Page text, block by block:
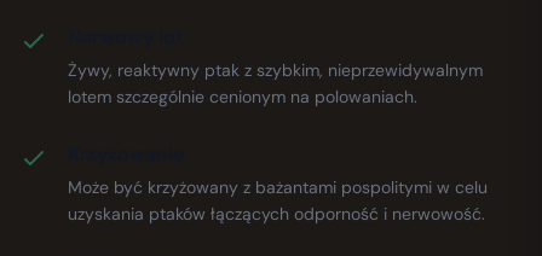
Żywy, reaktywny ptak z szybkim, nieprzewidywalnym
lotem szczególnie cenionym na polowaniach.
Może być krzyżowany z bażantami pospolitymi w celu
uzyskania ptaków łączących odporność i nerwowość.